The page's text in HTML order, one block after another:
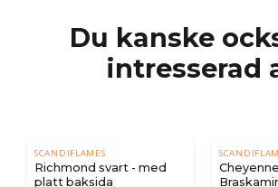
Du kanske
intresserad
SCANDIFLAMES
Richmond svart - med
platt baksida